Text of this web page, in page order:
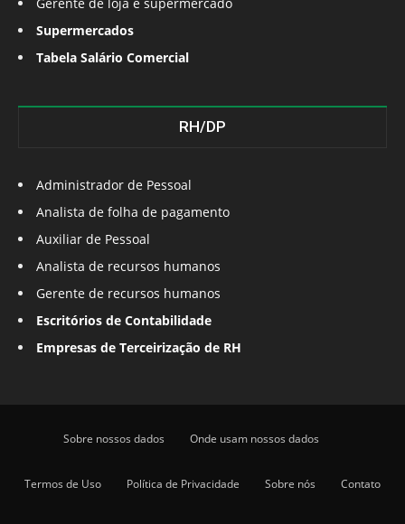
Gerente de loja e supermercado
Supermercados
Tabela Salário Comercial
RH/DP
Administrador de Pessoal
Analista de folha de pagamento
Auxiliar de Pessoal
Analista de recursos humanos
Gerente de recursos humanos
Escritórios de Contabilidade
Empresas de Terceirização de RH
Sobre nossos dados Onde usam nossos dados
Termos de Uso Política de Privacidade Sobre nós Contato